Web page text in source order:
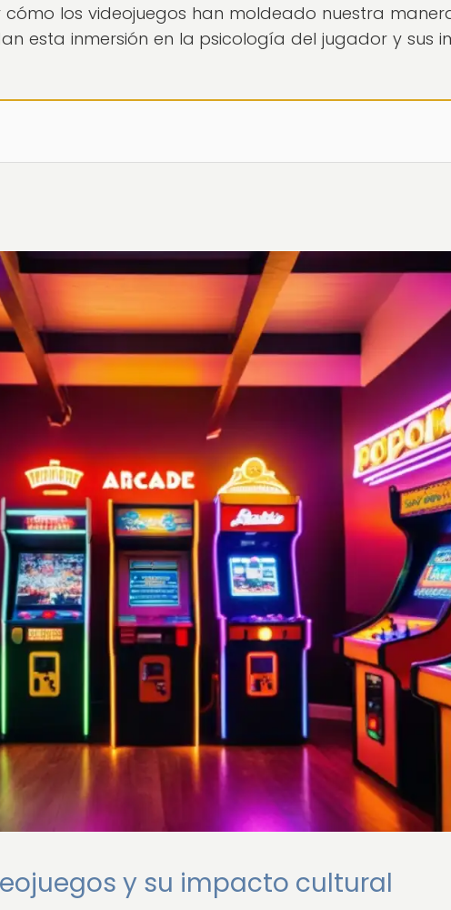
los videojuegos han moldeado nuestra
esta inmersión en la psicología del jugador y sus
y su impacto cultural